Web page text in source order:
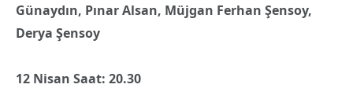
Günaydın, Pınar Alsan, Müjgan Ferhan Şensoy,
Derya Şensoy
12 Nisan Saat: 20.30